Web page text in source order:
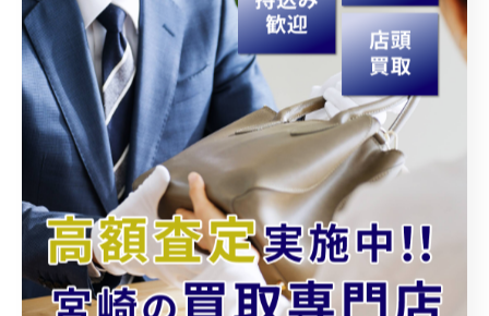
旭化成関連の話題が出たときは、最新のイベント情報を
確認。貴金属とブランド品を同時に査定すると比較がし
やすく、高価買取の交渉材料にもなるで。
4. 売却前のお役立ち情報と割引き活
お役立ち情報としては、まずは「状態の見直し」。ブラ
ンド品は付属品・領収書・保証書を集め、貴金属は仕分
けして重量を把握。延岡市なら移動時間も考えて、駅伝